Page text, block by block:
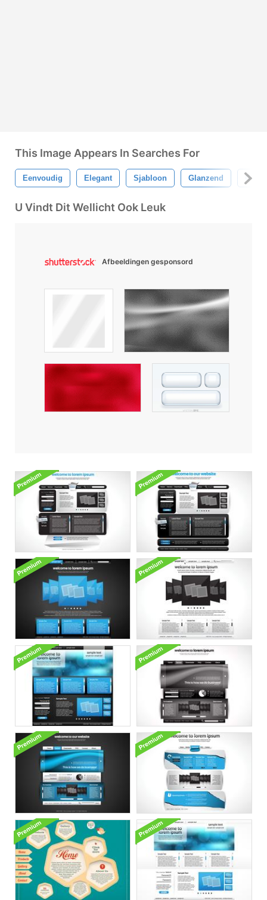
This Image Appears In Searches For
Eenvoudig Elegant Sjabloon Glanzend Glad
U Vindt Dit Wellicht Ook Leuk
Afbeeldingen gesponsord